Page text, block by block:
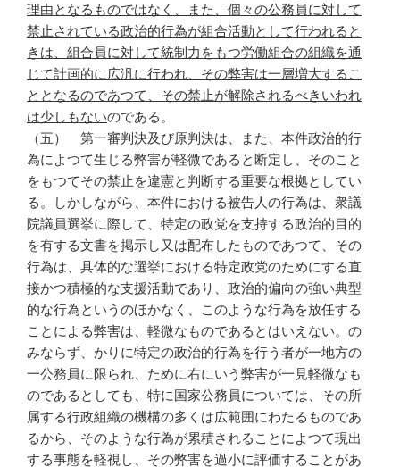
理由となるものではなく、また、個々の公務員に対して
禁止されている政治的行為が組合活動として行われると
きは、組合員に対して統制力をもつ労働組合の組織を通
じて計画的に広汎に行われ、その弊害は一層増大するこ
ととなるのであつて、その禁止が解除されるべきいわれ
は少しもないのである。
（五） 第一審判決及び原判決は、また、本件政治的行
為によつて生じる弊害が軽微であると断定し、そのこと
をもつてその禁止を違憲と判断する重要な根拠としてい
る。しかしながら、本件における被告人の行為は、衆議
院議員選挙に際して、特定の政党を支持する政治的目的
を有する文書を掲示し又は配布したものであつて、その
行為は、具体的な選挙における特定政党のためにする直
接かつ積極的な支援活動であり、政治的偏向の強い典型
的な行為というのほかなく、このような行為を放任する
ことによる弊害は、軽微なものであるとはいえない。の
みならず、かりに特定の政治的行為を行う者が一地方の
一公務員に限られ、ために右にいう弊害が一見軽微なも
のであるとしても、特に国家公務員については、その所
属する行政組織の機構の多くは広範囲にわたるものであ
るから、そのような行為が累積されることによつて現出
する事態を軽視し、その弊害を過小に評価することがあ